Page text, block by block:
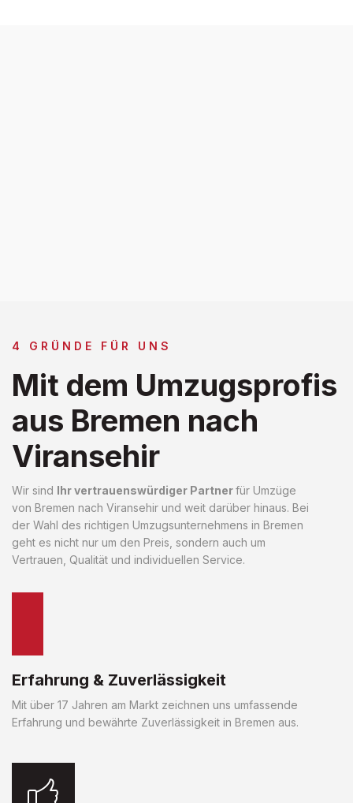
4 GRÜNDE FÜR UNS
Mit dem Umzugsprofis
aus Bremen nach
Viransehir
Wir sind Ihr vertrauenswürdiger Partnerfür Umzüge
von Bremen nach Viransehir und weit darüber hinaus. Bei
der Wahl des richtigen Umzugsunternehmens in Bremen
geht es nicht nur um den Preis, sondern auch um
Vertrauen, Qualität und individuellen Service.
Erfahrung & Zuverlässigkeit
Mit über 17 Jahren am Markt zeichnen uns umfassende
Erfahrung und bewährte Zuverlässigkeit in Bremen aus.